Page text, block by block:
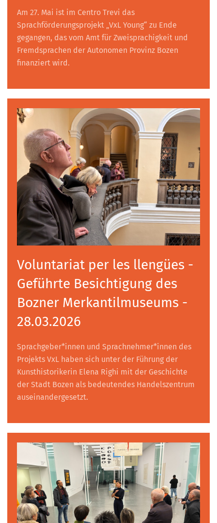
Am 27. Mai ist im Centro Trevi das
Sprachförderungsprojekt „VxL Young“ zu Ende
gegangen, das vom Amt für Zweisprachigkeit und
Fremdsprachen der Autonomen Provinz Bozen
finanziert wird.
Voluntariat per les llengües -
Geführte Besichtigung des
Bozner Merkantilmuseums -
28.03.2026
Sprachgeber*innen und Sprachnehmer*innen des
Projekts VxL haben sich unter der Führung der
Kunsthistorikerin Elena Righi mit der Geschichte
der Stadt Bozen als bedeutendes Handelszentrum
auseinandergesetzt.